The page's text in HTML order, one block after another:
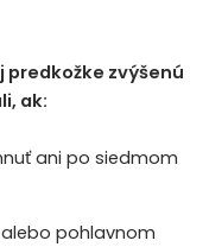
predkožke zvýšenú
ak:
ani po siedmom
pohlavnom